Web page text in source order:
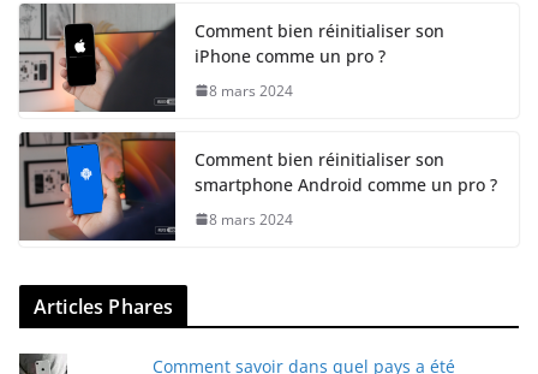
Comment bien réinitialiser son
iPhone comme un pro ?
8 mars 2024
Comment bien réinitialiser son
smartphone Android comme un pro ?
8 mars 2024
Articles Phares
Comment savoir dans quel pays a été